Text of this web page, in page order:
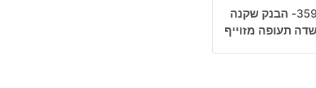
359- הבנק שקנה
תעופה מזוייף